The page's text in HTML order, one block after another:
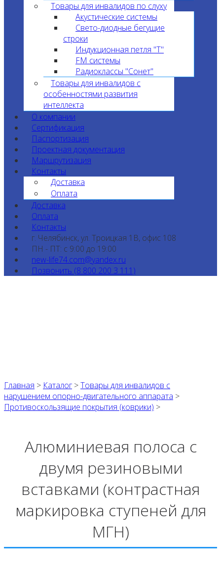
Товары для инвалидов по слуху
Акустические системы
Свето-диодные бегущие
строки
Индукционная петля "T"
FM системы
Радиоклассы "Сонет"
Товары для инвалидов с
особенностями развития
интеллекта
О компании
Сертификация
Паспортизация
Проектная документация
Маршрутизация
Контакты
Доставка
Оплата
Доставка
Оплата
Контакты
г. Челябинск, ул. Троицкая 1В, офис 108
ПН - ПТ: с 9:00 до 19:00
new-life74.com@yandex.ru
Позвонить (8 800 200 3 111)
Главная > Каталог >Товары для инвалидов с
нарушением опорно-двигательного аппарата >
Противоскользящие покрытия (коврики) >
Алюминиевая полоса с
двумя резиновыми
вставками (контрастная
маркировка ступеней для
МГН)